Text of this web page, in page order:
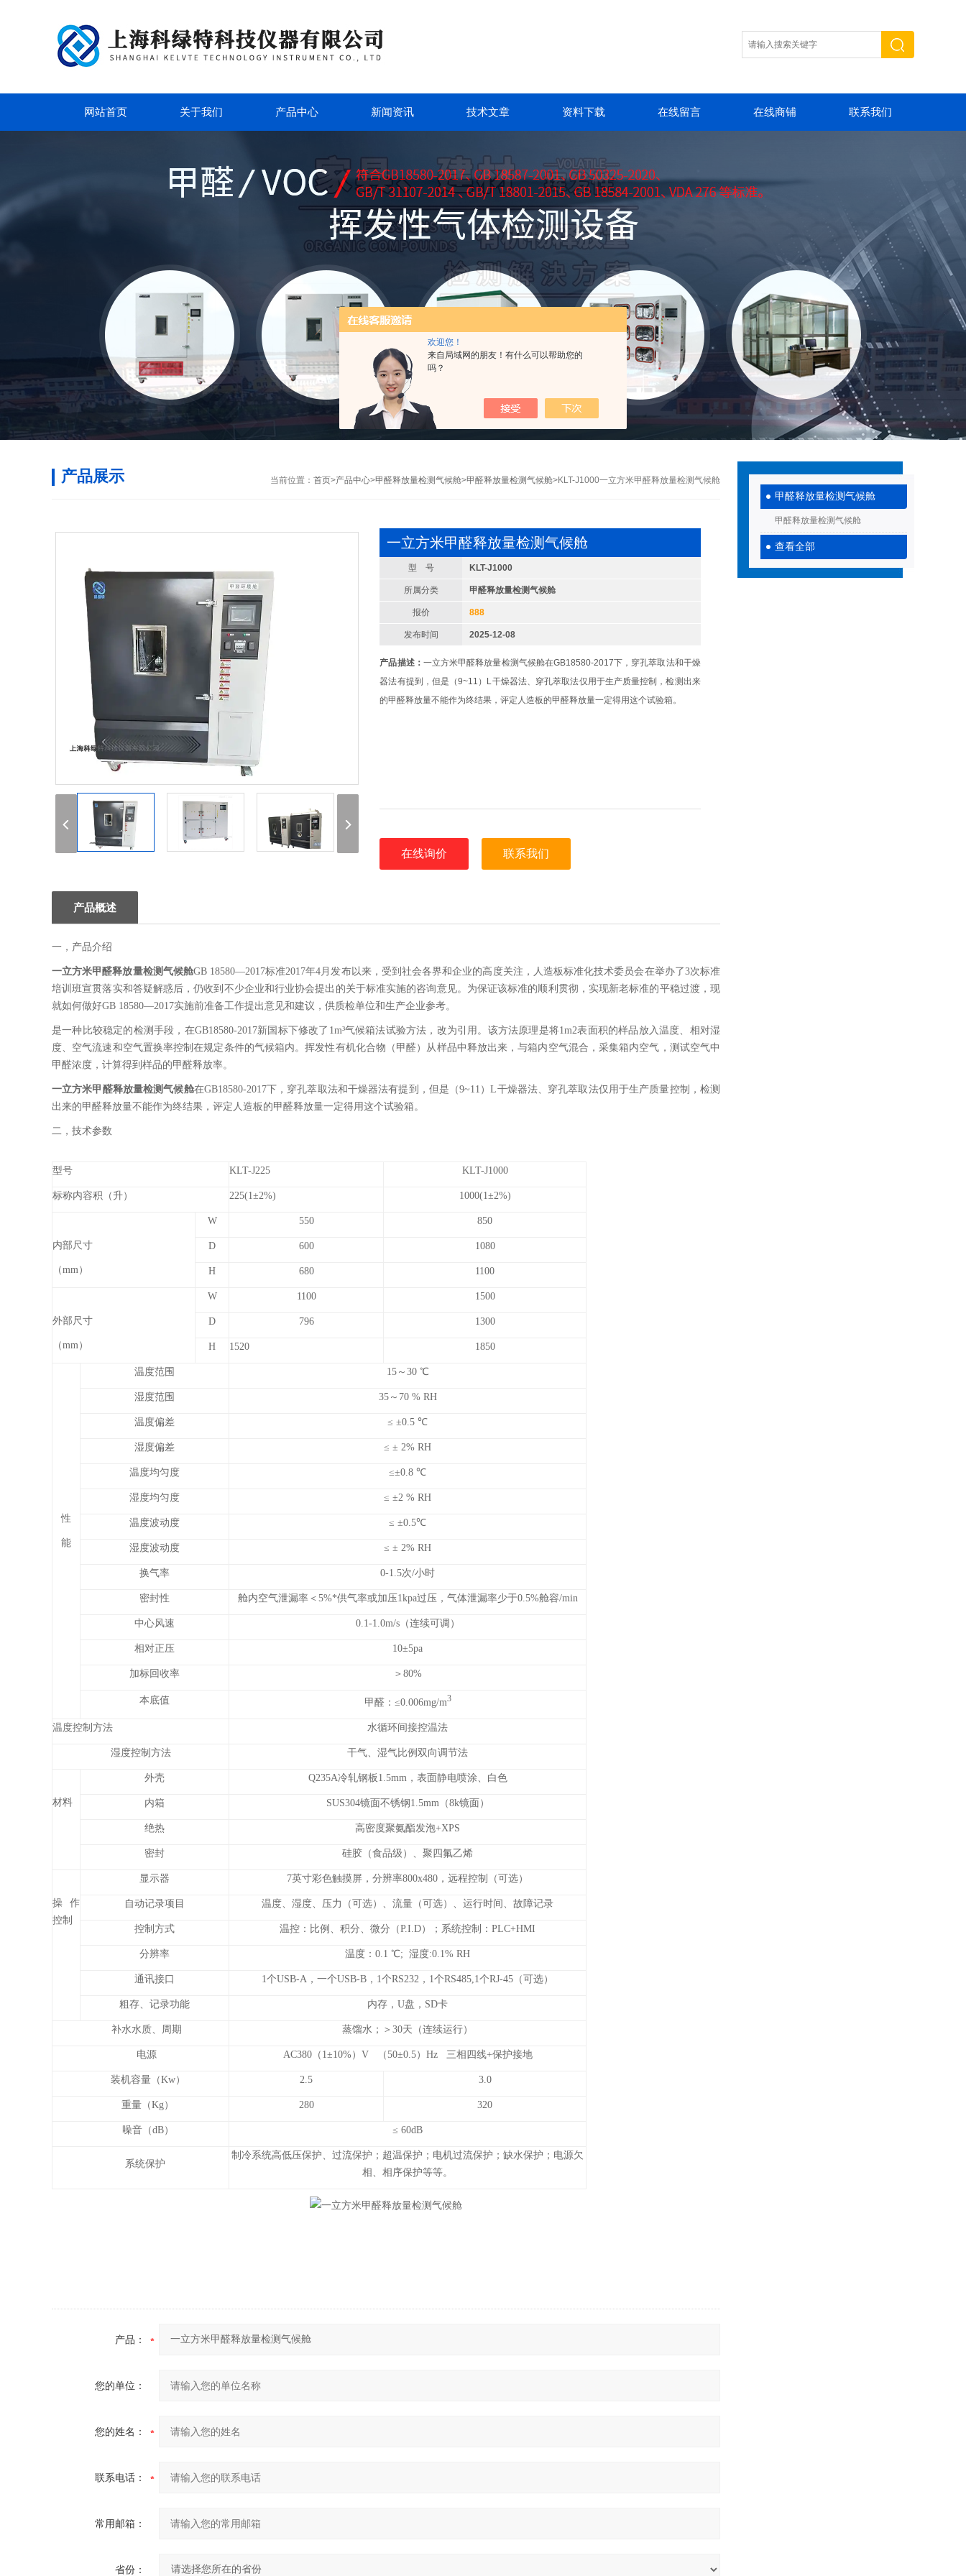
欢迎您！
来自局域网的朋友！有什么可以帮助您的
吗？
网站首页 关于我们 产品中心 新闻资讯 技术文章 资料下载 在线留言 在线商铺 联系我们
甲醛释放量检测气候舱
甲醛释放量检测气候舱
查看全部
当前位置： 首页>产品中心>甲醛释放量检测气候舱>甲醛释放量检测气候舱>KLT-J1000一立方米甲醛释放量检测⽓候舱
产品展示
一立方米甲醛释放量检测⽓候舱
型 号 KLT-J1000
所属分类 甲醛释放量检测气候舱
报价 888
发布时间 2025-12-08
产品描述： 一立方米甲醛释放量检测⽓候舱在GB18580-2017下，穿孔萃取法和干燥
器法有提到，但是（9~11）L干燥器法、穿孔萃取法仅用于生产质量控制，检测出来
的甲醛释放量不能作为终结果，评定人造板的甲醛释放量一定得用这个试验箱。
在线询价 联系我们
产品概述
一，产品介绍
一立方米甲醛释放量检测⽓候舱GB 18580—2017标准2017年4月发布以来，受到社会各界和企业的高度关注，人造板标准化技术委员会在举办了3次标准
培训班宣贯落实和答疑解惑后，仍收到不少企业和行业协会提出的关于标准实施的咨询意见。为保证该标准的顺利贯彻，实现新老标准的平稳过渡，现
就如何做好GB 18580—2017实施前准备工作提出意见和建议，供质检单位和生产企业参考。
是一种比较稳定的检测手段，在GB18580-2017新国标下修改了1m³气候箱法试验方法，改为引用。该方法原理是将1m2表面积的样品放入温度、相对湿
度、空气流速和空气置换率控制在规定条件的气候箱内。挥发性有机化合物（甲醛）从样品中释放出来，与箱内空气混合，采集箱内空气，测试空气中
甲醛浓度，计算得到样品的甲醛释放率。
一立方米甲醛释放量检测⽓候舱在GB18580-2017下，穿孔萃取法和干燥器法有提到，但是（9~11）L干燥器法、穿孔萃取法仅用于生产质量控制，检测
出来的甲醛释放量不能作为终结果，评定人造板的甲醛释放量一定得用这个试验箱。
二，技术参数
型号 KLT-J225 KLT-J1000
标称内容积（升） 225(1±2%) 1000(1±2%)
内部尺寸
（mm）
W 550 850
D 600 1080
H 680 1100
外部尺寸
（mm）
W 1100 1500
D 796 1300
H 1520 1850
性
能
温度范围 15～30 ℃
湿度范围 35～70 % RH
温度偏差 ≤ ±0.5 ℃
湿度偏差 ≤ ± 2% RH
温度均匀度 ≤±0.8 ℃
湿度均匀度 ≤ ±2 % RH
温度波动度 ≤ ±0.5℃
湿度波动度 ≤ ± 2% RH
换气率 0-1.5次/小时
密封性 舱内空气泄漏率＜5%*供气率或加压1kpa过压，气体泄漏率少于0.5%舱容/min
中心风速 0.1-1.0m/s（连续可调）
相对正压 10±5pa
加标回收率 ＞80%
本底值 甲醛：≤0.006mg/m3
温度控制方法 水循环间接控温法
湿度控制方法 干气、湿气比例双向调节法
材料
外壳 Q235A冷轧钢板1.5mm，表面静电喷涂、白色
内箱 SUS304镜面不锈钢1.5mm（8k镜面）
绝热 高密度聚氨酯发泡+XPS
密封 硅胶（食品级）、聚四氟乙烯
操作
控制
显示器 7英寸彩色触摸屏，分辨率800x480，远程控制（可选）
自动记录项目 温度、湿度、压力（可选）、流量（可选）、运行时间、故障记录
控制方式 温控：比例、积分、微分（P.I.D）；系统控制：PLC+HMI
分辨率 温度：0.1 ℃; 湿度:0.1% RH
通讯接口 1个USB-A，一个USB-B，1个RS232，1个RS485,1个RJ-45（可选）
粗存、记录功能 内存，U盘，SD卡
补水水质、周期 蒸馏水；＞30天（连续运行）
电源 AC380（1±10%）V （50±0.5）Hz 三相四线+保护接地
装机容量（Kw） 2.5 3.0
重量（Kg） 280 320
噪音（dB） ≤ 60dB
系统保护
制冷系统高低压保护、过流保护；超温保护；电机过流保护；缺水保护；电源欠
相、相序保护等等。
产品：
您的单位：
您的姓名：
联系电话：
常用邮箱：
省份：